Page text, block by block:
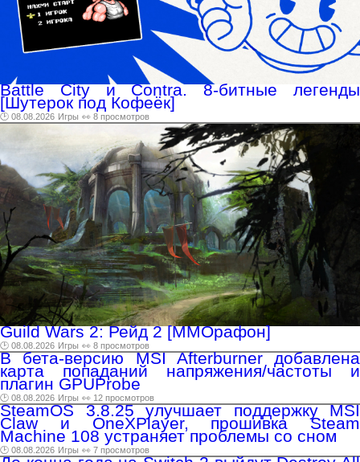
Battle City и Contra. 8-битные легенды
[Шутерок под Кофеёк]
🕑 08.08.2026 Игры 👀 8 просмотров
Guild Wars 2: Рейд 2 [ММОрафон]
🕑 08.08.2026 Игры 👀 8 просмотров
В бета-версию MSI Afterburner добавлена
карта попаданий напряжения/частоты и
плагин GPUProbe
🕑 08.08.2026 Игры 👀 12 просмотров
SteamOS 3.8.25 улучшает поддержку MSI
Claw и OneXPlayer, прошивка Steam
Machine 108 устраняет проблемы со сном
🕑 08.08.2026 Игры 👀 7 просмотров